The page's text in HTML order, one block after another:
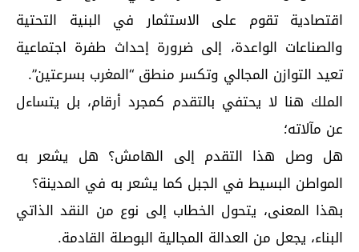
اقتصادية تقوم على الاستثمار في البنية التحتية
والصناعات الواعدة، إلى ضرورة إحداث طفرة اجتماعية
تعيد التوازن المجالي وتكسر منطق “المغرب بسرعتين”.
الملك هنا لا يحتفي بالتقدم كمجرد أرقام، بل يتساءل
عن مآلاته؛
هل وصل هذا التقدم إلى الهامش؟ هل يشعر به
المواطن البسيط في الجبل كما يشعر به في المدينة؟
بهذا المعنى، يتحول الخطاب إلى نوع من النقد الذاتي
البناء، يجعل من العدالة المجالية البوصلة القادمة.